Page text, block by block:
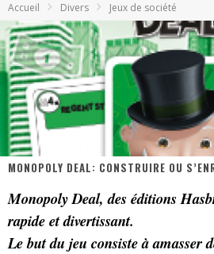
Star Fox
Accueil Divers Jeux de société
MONOPOLY DEAL: CONSTRUIRE OU
Monopoly Deal, des éditions
rapide et divertissant.
Le but du jeu consiste à amasser